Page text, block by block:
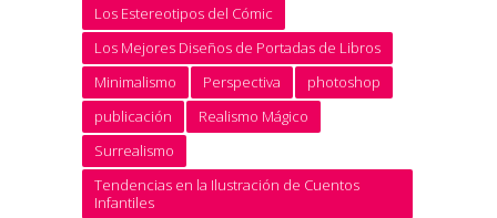
Los Estereotipos del Cómic
Los Mejores Diseños de Portadas de Libros
Minimalismo
Perspectiva
photoshop
publicación
Realismo Mágico
Surrealismo
Tendencias en la Ilustración de Cuentos
Infantiles